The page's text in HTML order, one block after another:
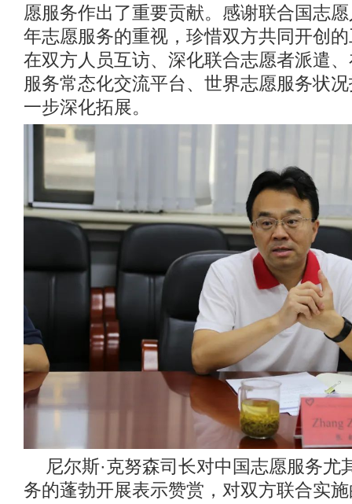
愿服务作出了重要贡献。感谢联合国志
年志愿服务的重视，珍惜双方共同开创
在双方人员互访、深化联合志愿者派遣
服务常态化交流平台、世界志愿服务状
一步深化拓展。
尼尔斯·克努森司长对中国志愿服务尤
务的蓬勃开展表示赞赏，对双方联合实